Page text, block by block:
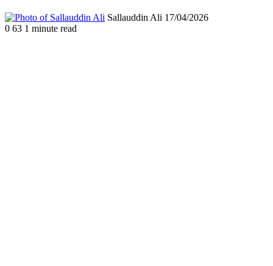
Sallauddin Ali Send
17/04/2026
0 63 1 minute read